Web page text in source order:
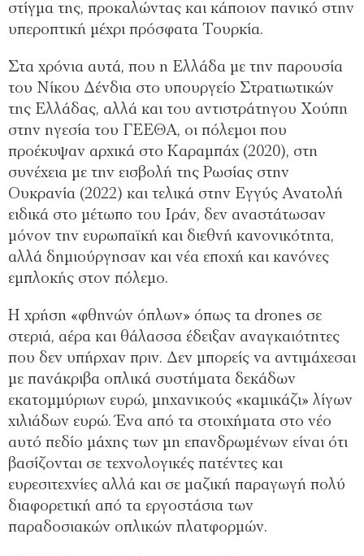
στίγμα της, προκαλώντας και κάποιον πανικό στην
υπεροπτική μέχρι πρόσφατα Τουρκία.
Στα χρόνια αυτά, που η Ελλάδα με την παρουσία
του Νίκου Δένδια στο υπουργείο Στρατιωτικών
της Ελλάδας, αλλά και του αντιστράτηγου Χούπη
στην ηγεσία του ΓΕΕΘΑ, οι πόλεμοι που
προέκυψαν αρχικά στο Καραμπάχ (2020), στη
συνέχεια με την εισβολή της Ρωσίας στην
Ουκρανία (2022) και τελικά στην Εγγύς Ανατολή
ειδικά στο μέτωπο του Ιράν, δεν αναστάτωσαν
μόνον την ευρωπαϊκή και διεθνή κανονικότητα,
αλλά δημιούργησαν και νέα εποχή και κανόνες
εμπλοκής στον πόλεμο.
Η χρήση «φθηνών όπλων» όπως τα drones σε
στεριά, αέρα και θάλασσα έδειξαν αναγκαιότητες
που δεν υπήρχαν πριν. Δεν μπορείς να αντιμάχεσαι
με πανάκριβα οπλικά συστήματα δεκάδων
εκατομμύριων ευρώ, μηχανικούς «καμικάζι» λίγων
χιλιάδων ευρώ. Ένα από τα στοιχήματα στο νέο
αυτό πεδίο μάχης των μη επανδρωμένων είναι ότι
βασίζονται σε τεχνολογικές πατέντες και
ευρεσιτεχνίες αλλά και σε μαζική παραγωγή πολύ
διαφορετική από τα εργοστάσια των
παραδοσιακών οπλικών πλατφορμών.